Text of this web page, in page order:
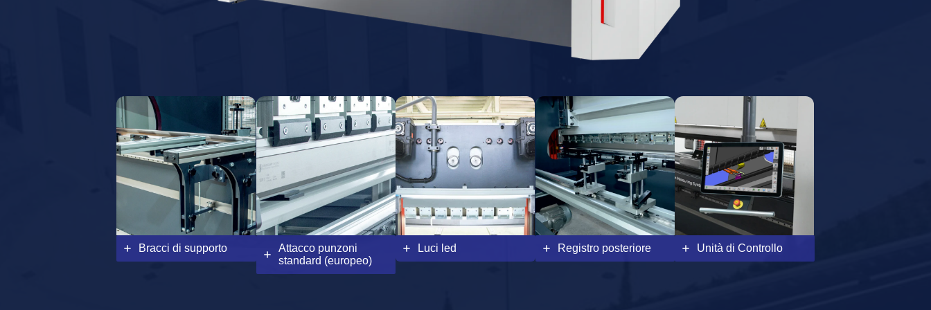
Bracci di supporto
Attacco punzoni
standard (europeo)
Luci led Registro posteriore Unità di Controllo